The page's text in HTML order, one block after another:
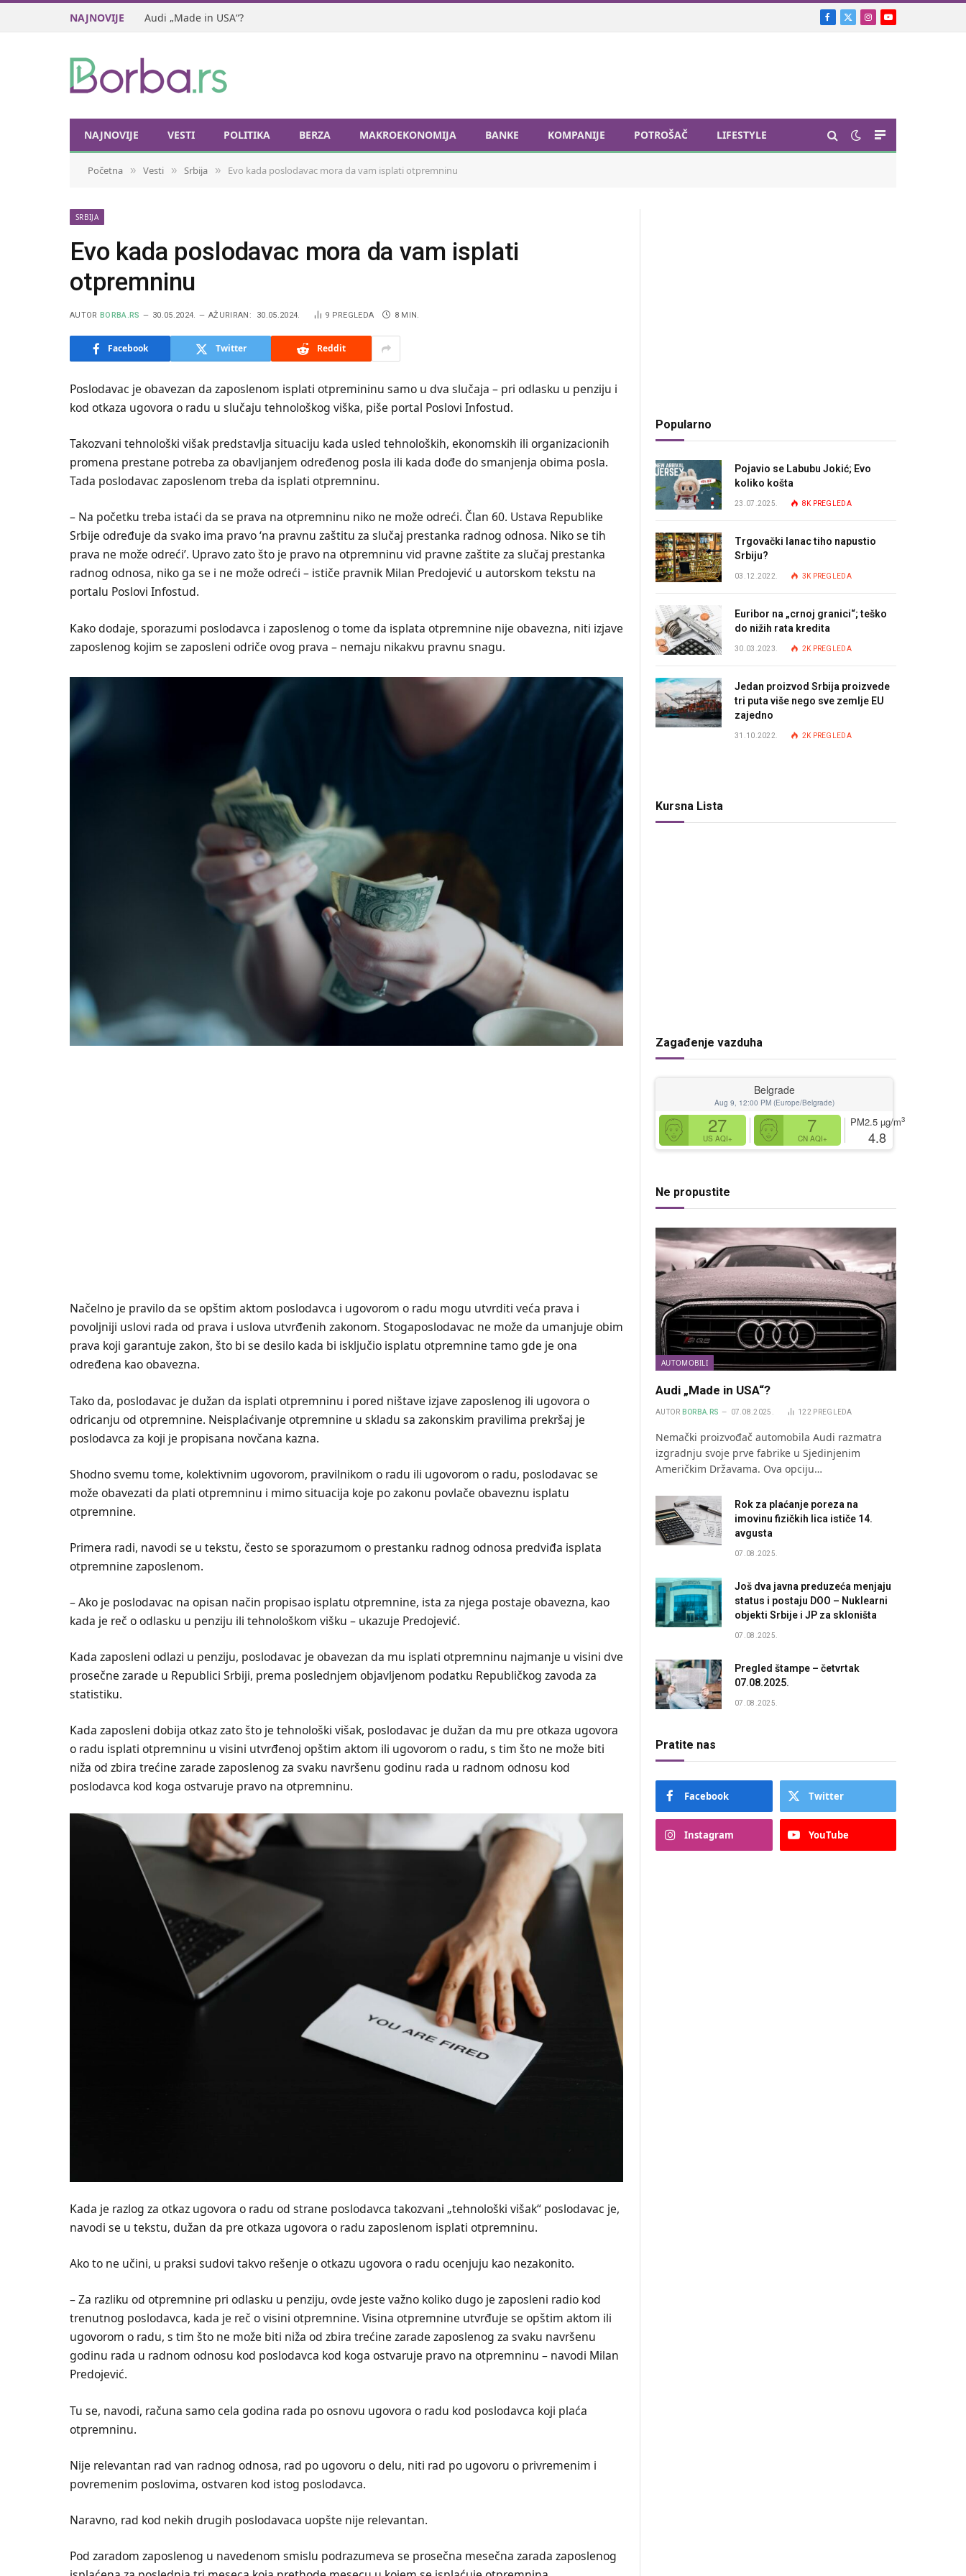
NAJNOVIJE Audi „Made in USA“? Facebook
X
Instagram
YouTube
NAJNOVIJE VESTI POLITIKA BERZA MAKROEKONOMIJA BANKE KOMPANIJE POTROŠAČ LIFESTYLE
Početna » Vesti » Srbija » Evo kada poslodavac mora da vam isplati otpremninu
SRBIJA
Evo kada poslodavac mora da vam isplati
otpremninu
AUTOR BORBA.RS 30.05.2024. AŽURIRAN: 30.05.2024. 9 PREGLEDA 8 MIN.
Facebook Twitter Reddit
Poslodavac je obavezan da zaposlenom isplati otpremininu samo u dva slučaja – pri odlasku u penziju i
kod otkaza ugovora o radu u slučaju tehnološkog viška, piše portal Poslovi Infostud.
Takozvani tehnološki višak predstavlja situaciju kada usled tehnoloških, ekonomskih ili organizacionih
promena prestane potreba za obavljanjem određenog posla ili kada dođe do smanjenja obima posla.
Tada poslodavac zaposlenom treba da isplati otpremninu.
– Na početku treba istaći da se prava na otpremninu niko ne može odreći. Član 60. Ustava Republike
Srbije određuje da svako ima pravo ‘na pravnu zaštitu za slučaj prestanka radnog odnosa. Niko se tih
prava ne može odreći’. Upravo zato što je pravo na otpremninu vid pravne zaštite za slučaj prestanka
radnog odnosa, niko ga se i ne može odreći – ističe pravnik Milan Predojević u autorskom tekstu na
portalu Poslovi Infostud.
Kako dodaje, sporazumi poslodavca i zaposlenog o tome da isplata otpremnine nije obavezna, niti izjave
zaposlenog kojim se zaposleni odriče ovog prava – nemaju nikakvu pravnu snagu.
Načelno je pravilo da se opštim aktom poslodavca i ugovorom o radu mogu utvrditi veća prava i
povoljniji uslovi rada od prava i uslova utvrđenih zakonom. Stogaposlodavac ne može da umanjuje obim
prava koji garantuje zakon, što bi se desilo kada bi isključio isplatu otpremnine tamo gde je ona
određena kao obavezna.
Tako da, poslodavac je dužan da isplati otpremninu i pored ništave izjave zaposlenog ili ugovora o
odricanju od otpremnine. Neisplaćivanje otpremnine u skladu sa zakonskim pravilima prekršaj je
poslodavca za koji je propisana novčana kazna.
Shodno svemu tome, kolektivnim ugovorom, pravilnikom o radu ili ugovorom o radu, poslodavac se
može obavezati da plati otpremninu i mimo situacija koje po zakonu povlače obaveznu isplatu
otpremnine.
Primera radi, navodi se u tekstu, često se sporazumom o prestanku radnog odnosa predviđa isplata
otpremnine zaposlenom.
– Ako je poslodavac na opisan način propisao isplatu otpremnine, ista za njega postaje obavezna, kao
kada je reč o odlasku u penziju ili tehnološkom višku – ukazuje Predojević.
Kada zaposleni odlazi u penziju, poslodavac je obavezan da mu isplati otpremninu najmanje u visini dve
prosečne zarade u Republici Srbiji, prema poslednjem objavljenom podatku Republičkog zavoda za
statistiku.
Kada zaposleni dobija otkaz zato što je tehnološki višak, poslodavac je dužan da mu pre otkaza ugovora
o radu isplati otpremninu u visini utvrđenoj opštim aktom ili ugovorom o radu, s tim što ne može biti
niža od zbira trećine zarade zaposlenog za svaku navršenu godinu rada u radnom odnosu kod
poslodavca kod koga ostvaruje pravo na otpremninu.
Kada je razlog za otkaz ugovora o radu od strane poslodavca takozvani „tehnološki višak“ poslodavac je,
navodi se u tekstu, dužan da pre otkaza ugovora o radu zaposlenom isplati otpremninu.
Ako to ne učini, u praksi sudovi takvo rešenje o otkazu ugovora o radu ocenjuju kao nezakonito.
– Za razliku od otpremnine pri odlasku u penziju, ovde jeste važno koliko dugo je zaposleni radio kod
trenutnog poslodavca, kada je reč o visini otpremnine. Visina otpremnine utvrđuje se opštim aktom ili
ugovorom o radu, s tim što ne može biti niža od zbira trećine zarade zaposlenog za svaku navršenu
godinu rada u radnom odnosu kod poslodavca kod koga ostvaruje pravo na otpremninu – navodi Milan
Predojević.
Tu se, navodi, računa samo cela godina rada po osnovu ugovora o radu kod poslodavca koji plaća
otpremninu.
Nije relevantan rad van radnog odnosa, rad po ugovoru o delu, niti rad po ugovoru o privremenim i
povremenim poslovima, ostvaren kod istog poslodavca.
Naravno, rad kod nekih drugih poslodavaca uopšte nije relevantan.
Pod zaradom zaposlenog u navedenom smislu podrazumeva se prosečna mesečna zarada zaposlenog
Popularno
Pojavio se Labubu Jokić; Evo
koliko košta
23.07.2025. 8K PREGLEDA
Trgovački lanac tiho napustio
Srbiju?
03.12.2022. 3K PREGLEDA
Euribor na „crnoj granici“; teško
do nižih rata kredita
30.03.2023. 2K PREGLEDA
Jedan proizvod Srbija proizvede
tri puta više nego sve zemlje EU
zajedno
31.10.2022. 2K PREGLEDA
Kursna Lista
Zagađenje vazduha
Belgrade
Aug 9, 12:00 PM (Europe/Belgrade)
27
US AQI+
7
CN AQI+
PM2.5 µg/m3
4.8
Ne propustite
AUTOMOBILI
Audi „Made in USA“?
AUTOR BORBA.RS 07.08.2025. 122 PREGLEDA
Nemački proizvođač automobila Audi razmatra
izgradnju svoje prve fabrike u Sjedinjenim
Američkim Državama. Ova opciju…
Rok za plaćanje poreza na
imovinu fizičkih lica ističe 14.
avgusta
07.08.2025.
Još dva javna preduzeća menjaju
status i postaju DOO – Nuklearni
objekti Srbije i JP za skloništa
07.08.2025.
Pregled štampe – četvrtak
07.08.2025.
07.08.2025.
Pratite nas
Facebook Twitter
Instagram YouTube